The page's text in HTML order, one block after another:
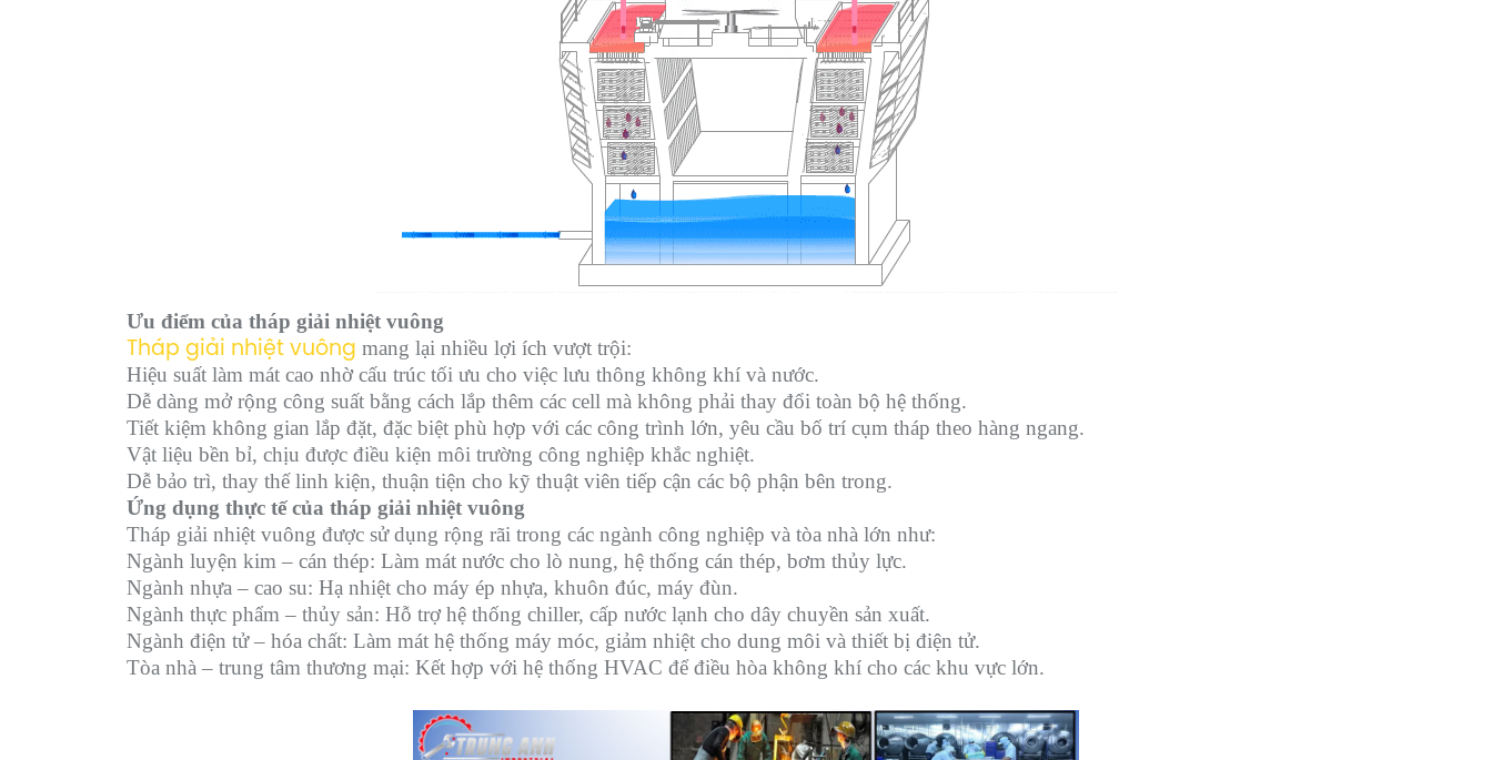
Ưu điểm của tháp giải nhiệt vuông
Tháp giải nhiệt vuông mang lại nhiều lợi ích vượt trội:
Hiệu suất làm mát cao nhờ cấu trúc tối ưu cho việc lưu thông không khí và nước.
Dễ dàng mở rộng công suất bằng cách lắp thêm các cell mà không phải thay đổi toàn bộ hệ thống.
Tiết kiệm không gian lắp đặt, đặc biệt phù hợp với các công trình lớn, yêu cầu bố trí cụm tháp theo hàng ngang.
Vật liệu bền bỉ, chịu được điều kiện môi trường công nghiệp khắc nghiệt.
Dễ bảo trì, thay thế linh kiện, thuận tiện cho kỹ thuật viên tiếp cận các bộ phận bên trong.
Ứng dụng thực tế của tháp giải nhiệt vuông
Tháp giải nhiệt vuông được sử dụng rộng rãi trong các ngành công nghiệp và tòa nhà lớn như:
Ngành luyện kim – cán thép: Làm mát nước cho lò nung, hệ thống cán thép, bơm thủy lực.
Ngành nhựa – cao su: Hạ nhiệt cho máy ép nhựa, khuôn đúc, máy đùn.
Ngành thực phẩm – thủy sản: Hỗ trợ hệ thống chiller, cấp nước lạnh cho dây chuyền sản xuất.
Ngành điện tử – hóa chất: Làm mát hệ thống máy móc, giảm nhiệt cho dung môi và thiết bị điện tử.
Tòa nhà – trung tâm thương mại: Kết hợp với hệ thống HVAC để điều hòa không khí cho các khu vực lớn.